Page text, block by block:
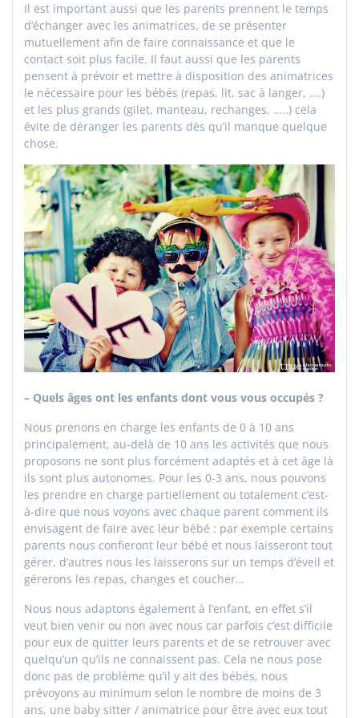
Il est important aussi que les parents prennent le temps
d’échanger avec les animatrices, de se présenter
mutuellement afin de faire connaissance et que le
contact soit plus facile. Il faut aussi que les parents
pensent à prévoir et mettre à disposition des animatrices
le nécessaire pour les bébés (repas, lit, sac à langer, ….)
et les plus grands (gilet, manteau, rechanges, …..) cela
évite de déranger les parents dès qu’il manque quelque
chose.
– Quels âges ont les enfants dont vous vous occupés ?
Nous prenons en charge les enfants de 0 à 10 ans
principalement, au-delà de 10 ans les activités que nous
proposons ne sont plus forcément adaptés et à cet âge là
ils sont plus autonomes. Pour les 0-3 ans, nous pouvons
les prendre en charge partiellement ou totalement c’est-
à-dire que nous voyons avec chaque parent comment ils
envisagent de faire avec leur bébé : par exemple certains
parents nous confieront leur bébé et nous laisseront tout
gérer, d’autres nous les laisserons sur un temps d’éveil et
gérerons les repas, changes et coucher…
Nous nous adaptons également à l’enfant, en effet s’il
veut bien venir ou non avec nous car parfois c’est difficile
pour eux de quitter leurs parents et de se retrouver avec
quelqu’un qu’ils ne connaissent pas. Cela ne nous pose
donc pas de problème qu’il y ait des bébés, nous
prévoyons au minimum selon le nombre de moins de 3
ans, une baby sitter / animatrice pour être avec eux tout